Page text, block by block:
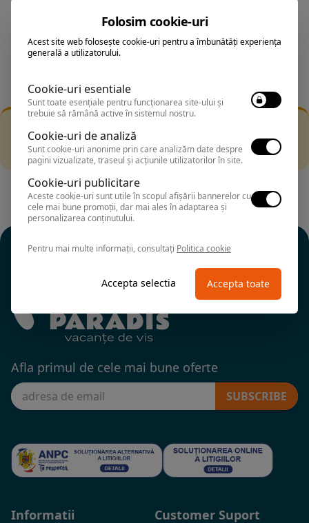
Stele 1-5
Stele 5-1
Incearca sa folosesti o cautarea mai generala sau alege
alte fitre.
Afla primul de cele mai bune oferte
SUBSCRIBE
Informatii Customer Suport
Folosim cookie-uri
Acest site web folosește cookie-uri pentru a îmbunătăți experiența
generală a utilizatorului.
Cookie-uri esentiale
Sunt toate esențiale pentru funcționarea site-ului și
trebuie să rămână active în sistemul nostru.
Cookie-uri de analiză
Sunt cookie-uri anonime prin care analizăm date despre
pagini vizualizate, traseul și acțiunile utilizatorilor în site.
Cookie-uri publicitare
Aceste cookie-uri sunt utile în scopul afișării bannerelor cu
cele mai bune promoții, dar mai ales în adaptarea și
personalizarea conținutului.
Pentru mai multe informații, consultați Politica cookie
Accepta selectia Accepta toate